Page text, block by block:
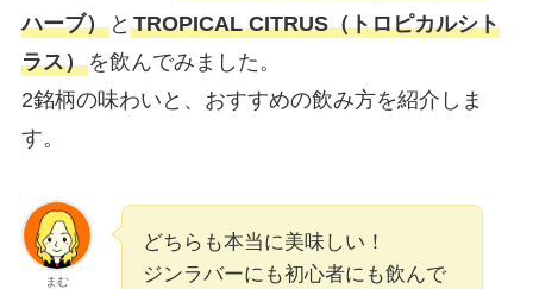
ハーブ）と TROPICAL CITRUS（トロピカルシト
ラス）を飲んでみました。
2銘柄の味わいと、おすすめの飲み方を紹介しま
す。
まむ
どちらも本当に美味しい！
ジンラバーにも初心者にも飲んで